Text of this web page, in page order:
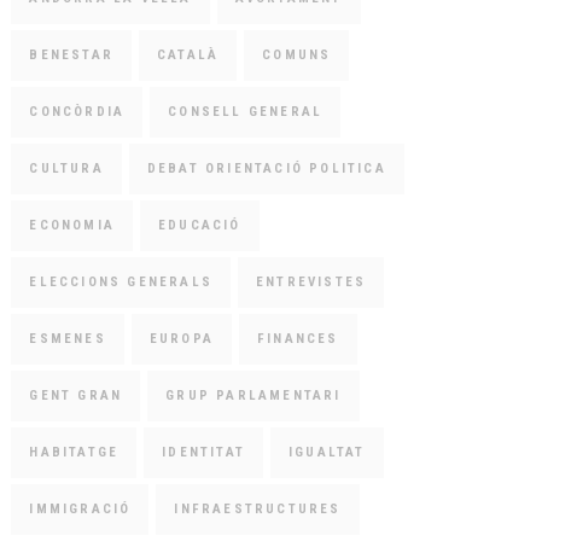
BENESTAR CATALÀ COMUNS
CONCÒRDIA CONSELL GENERAL
CULTURA DEBAT ORIENTACIÓ POLITICA
ECONOMIA EDUCACIÓ
ELECCIONS GENERALS ENTREVISTES
ESMENES EUROPA FINANCES
GENT GRAN GRUP PARLAMENTARI
HABITATGE IDENTITAT IGUALTAT
IMMIGRACIÓ INFRAESTRUCTURES